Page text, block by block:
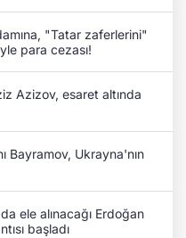
"Tatar zaferlerini"
para cezası!
Azizov, esaret altında
Bayramov, Ukrayna'nın
ele alınacağı Erdoğan
başladı